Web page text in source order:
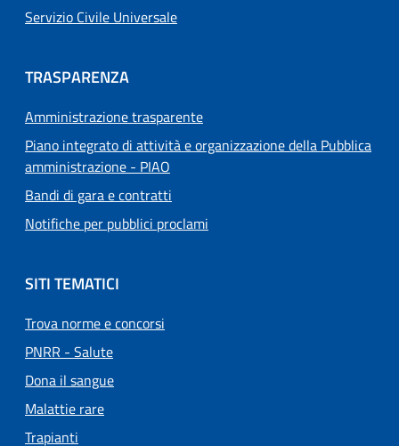
Servizio Civile Universale
TRASPARENZA
Amministrazione trasparente
Piano integrato di attività e organizzazione della Pubblica
amministrazione - PIAO
Bandi di gara e contratti
Notifiche per pubblici proclami
SITI TEMATICI
Trova norme e concorsi
PNRR - Salute
Dona il sangue
Malattie rare
Trapianti